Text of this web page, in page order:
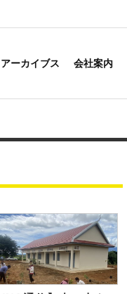
アーカイブス 会社案内